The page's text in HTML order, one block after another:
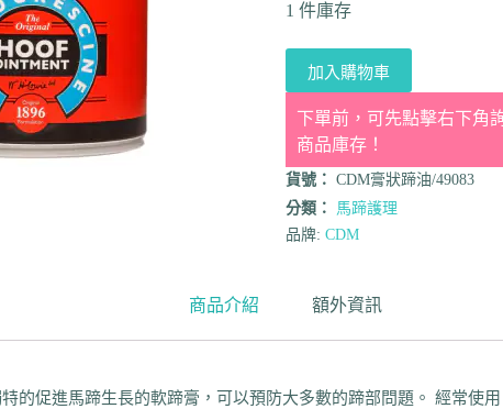
1 件庫存
加入購物車
下單前，可先點擊右下角
商品庫存！
貨號： CDM膏狀蹄油/49083
分類：
馬蹄護理
品牌: CDM
商品介紹 額外資訊
特的促進馬蹄生長的軟蹄膏，可以預防大多數的蹄部問題。 經常使